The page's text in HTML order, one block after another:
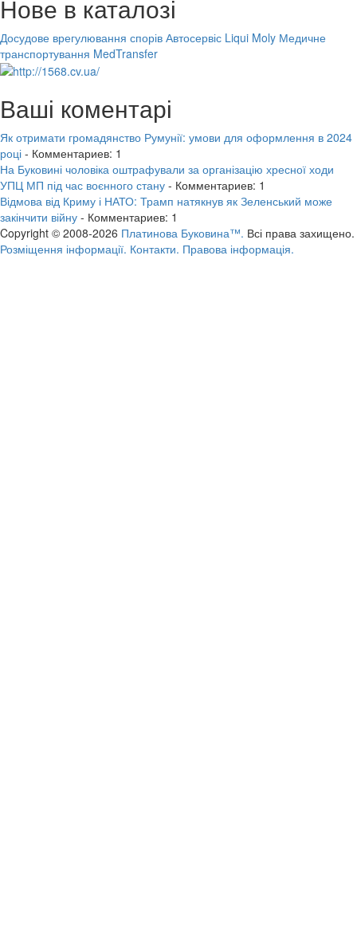
Нове в каталозі
Досудове врегулювання спорів Автосервіс Liqui Moly Медичне
транспортування MedTransfer
Ваші коментарі
Як отримати громадянство Румунії: умови для оформлення в 2024
році - Комментариев: 1
На Буковині чоловіка оштрафували за організацію хресної ходи
УПЦ МП під час воєнного стану - Комментариев: 1
Відмова від Криму і НАТО: Трамп натякнув як Зеленський може
закінчити війну - Комментариев: 1
Copyright © 2008-2026 Платинова Буковина™. Всі права захищено.
Розміщення інформації. Контакти. Правова інформація.